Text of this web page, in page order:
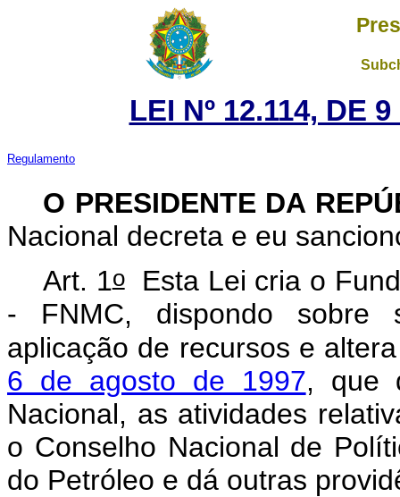
LEI Nº 12.114, DE
Regulamento
O PRESIDENTE DA
Nacional decreta e eu
Art. 1oEsta Lei cria o
- FNMC, dispondo sobre
aplicação de recursos e
6 de agosto de 1997, que
Nacional, as atividades
o Conselho Nacional de
do Petróleo e dá outras